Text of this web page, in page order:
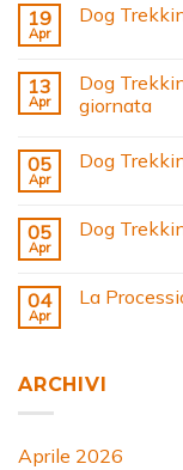
19
Apr
Dog
13
Apr
Dog
giornata
05
Apr
Dog
05
Apr
Dog
04
Apr
La
ARCHIVI
Aprile 2026